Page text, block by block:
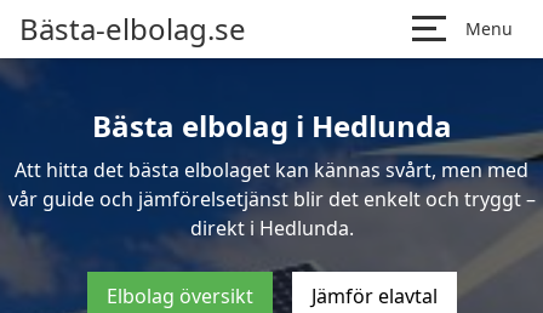
Bästa-elbolag.se Menu
Bästa elbolag i Hedlunda
Att hitta det bästa elbolaget kan kännas svårt, men med
vår guide och jämförelsetjänst blir det enkelt och tryggt –
direkt i Hedlunda.
Elbolag översikt Jämför elavtal